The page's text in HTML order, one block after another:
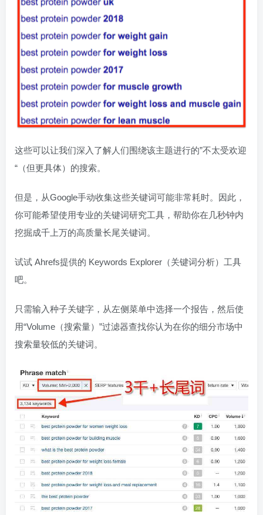
这些可以让我们深入了解人们围绕该主题进行的”不太受欢迎
“（但更具体）的搜索。
但是，从Google手动收集这些关键词可能非常耗时。因此，
你可能希望使用专业的关键词研究工具，帮助你在几秒钟内
挖掘成千上万的高质量长尾关键词。
试试 Ahrefs提供的 Keywords Explorer（关键词分析）工具
吧。
只需输入种子关键字，从左侧菜单中选择一个报告，然后使
用“Volume（搜索量）”过滤器查找你认为在你的细分市场中
搜索量较低的关键词。